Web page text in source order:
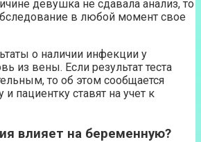
девушка не сдавала анализ, то
в любой момент свое
о наличии инфекции у
из вены. Если результат теста
то об этом сообщается
пациентку ставят на учет к
влияет на беременную?